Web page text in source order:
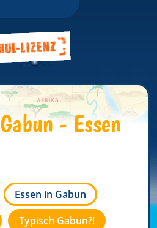
Gabun - Essen
Essen in Gabun
Typisch Gabun?!